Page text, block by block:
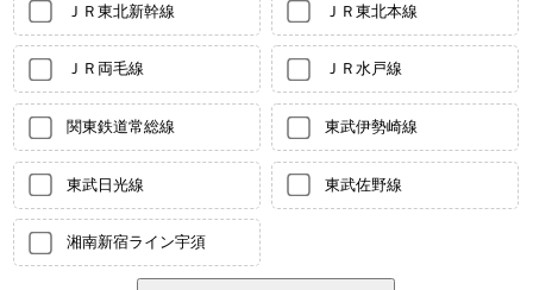
ＪＲ東北新幹線 ＪＲ東北本線
ＪＲ両毛線 ＪＲ水戸線
関東鉄道常総線 東武伊勢崎線
東武日光線 東武佐野線
湘南新宿ライン宇須